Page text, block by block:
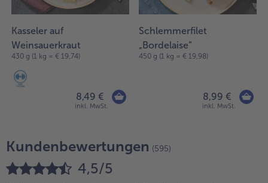
Kasseler auf
Weinsauerkraut
430 g (1 kg = € 19,74)
8,49 €
inkl. MwSt.
Schlemmerfilet
„Bordelaise“
450 g (1 kg = € 19,98)
8,99 €
inkl. MwSt.
Kundenbewertungen (595)
4,5/5